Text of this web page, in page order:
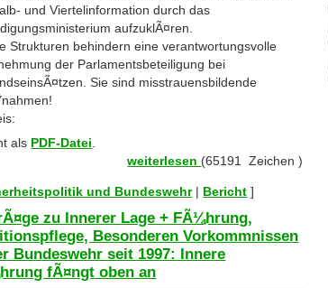
und Viertelinformation durch das
aufzuklÃ¤ren.
Strukturen behindern eine verantwortungsvolle
der Parlamentsbeteiligung bei
Sie sind misstrauensbildende
als PDF-Datei
weiterlesen (65191 Zeichen )
und Bundeswehr| Bericht ]
zu Innerer Lage + FÃ¼hrung,
Besonderen Vorkommnissen
Bundeswehr seit 1997: Innere
fÃ¤ngt oben an